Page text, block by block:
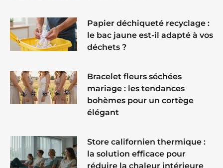
Papier déchiqueté recyclage :
le bac jaune est-il adapté à vos
déchets ?
Bracelet fleurs séchées
mariage : les tendances
bohèmes pour un cortège
élégant
Store californien thermique :
la solution efficace pour
réduire la chaleur intérieure